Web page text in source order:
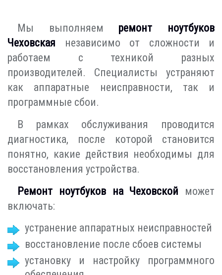
Мы выполняем ремонт ноутбуков
Чеховская независимо от сложности и
работаем с техникой разных
производителей. Специалисты устраняют
как аппаратные неисправности, так и
программные сбои.
В рамках обслуживания проводится
диагностика, после которой становится
понятно, какие действия необходимы для
восстановления устройства.
Ремонт ноутбуков на Чеховской может
включать:
устранение аппаратных неисправностей
восстановление после сбоев системы
установку и настройку программного